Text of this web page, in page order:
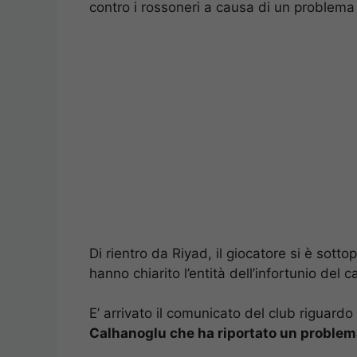
contro i rossoneri a causa di un
Di rientro da Riyad, il giocatore si è
hanno chiarito l’entità dell’infortunio del
E’ arrivato il comunicato del club
Calhanoglu che ha riportato un